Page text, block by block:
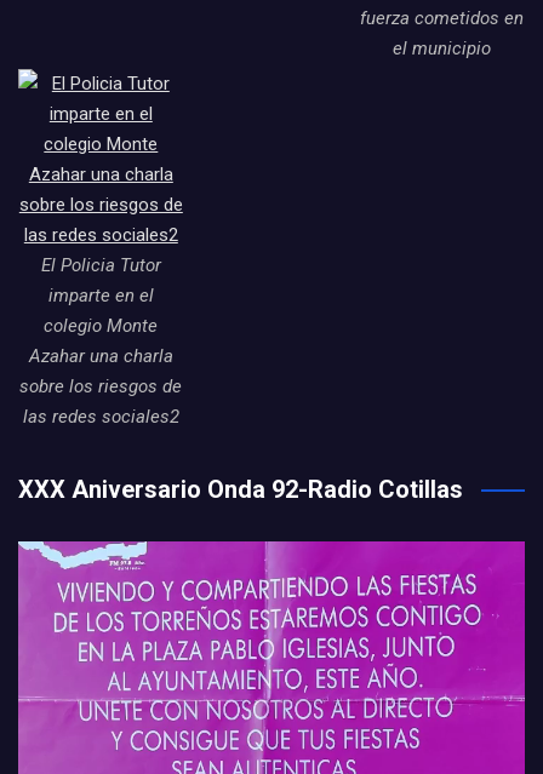
fuerza cometidos en
el municipio
El Policia Tutor
imparte en el
colegio Monte
Azahar una charla
sobre los riesgos de
las redes sociales2
XXX Aniversario Onda 92-Radio Cotillas